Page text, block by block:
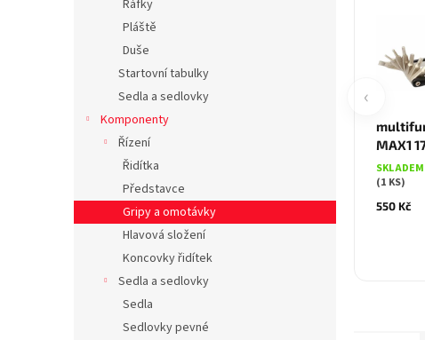
Ráfky
Pláště
Duše
Startovní tabulky
Sedla a sedlovky
Komponenty
Řízení
Řidítka
Představce
Gripy a omotávky
Hlavová složení
Koncovky řidítek
Sedla a sedlovky
Sedla
Sedlovky pevné
‹
MAX1
(1 KS)
550 Kč